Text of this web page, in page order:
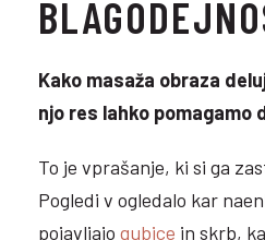
Kako masaža obraza
njo res lahko pomagamo
To je vprašanje, ki si ga
Pogledi v ogledalo kar
pojavljajo gubice in skrb,